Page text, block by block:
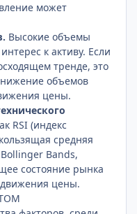
может
Высокие объемы
к активу. Если
тренде, это
объемов
цены.
RSI (индекс
средняя
Bands,
состояние рынка
цены.